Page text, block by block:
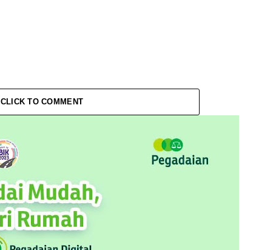
CLICK TO COMMENT